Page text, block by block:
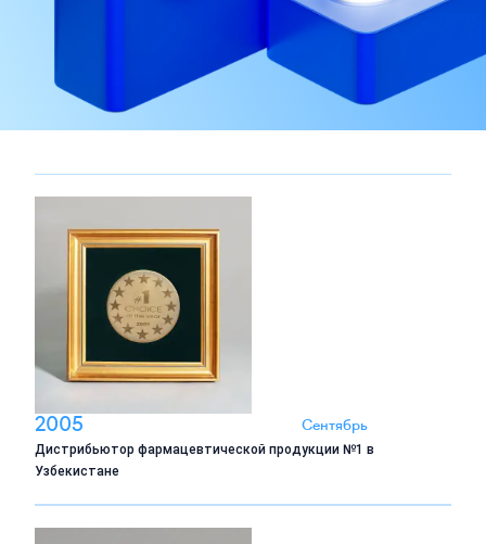
2005 Сентябрь
Дистрибьютор фармацевтической продукции №1 в
Узбекистане